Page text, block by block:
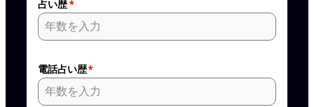
占い歴*
電話占い歴*